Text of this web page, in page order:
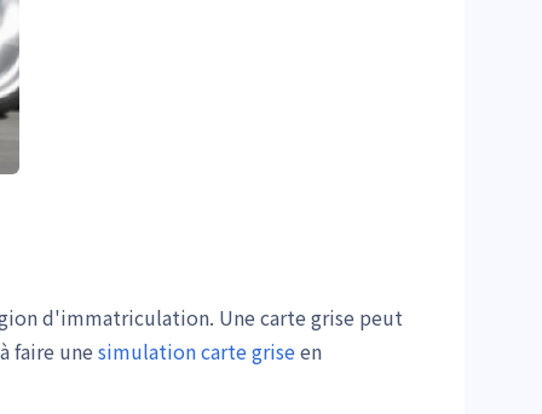
d'immatriculation. Une carte grise peut
faire une simulation carte griseen